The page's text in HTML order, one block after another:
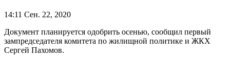
14:11 Сен. 22, 2020
Документ планируется одобрить осенью, сообщил первый
зампредседателя комитета по жилищной политике и ЖКХ
Сергей Пахомов.